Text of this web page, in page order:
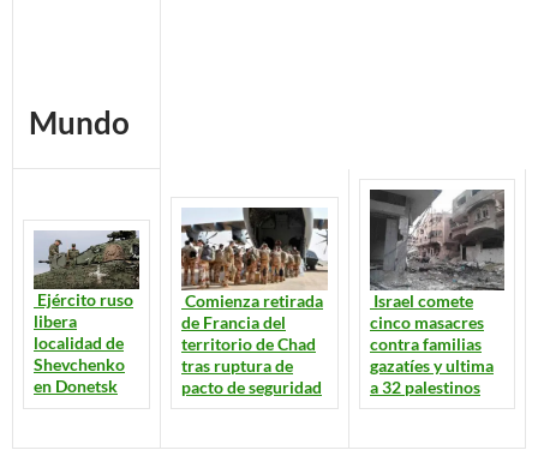
Mundo
Ejército ruso
libera
localidad de
Shevchenko
en Donetsk
Comienza retirada
de Francia del
territorio de Chad
tras ruptura de
pacto de seguridad
Israel comete
cinco masacres
contra familias
gazatíes y ultima
a 32 palestinos